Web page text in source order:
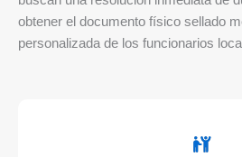
obtener el documento físico sellado
personalizada de los funcionarios